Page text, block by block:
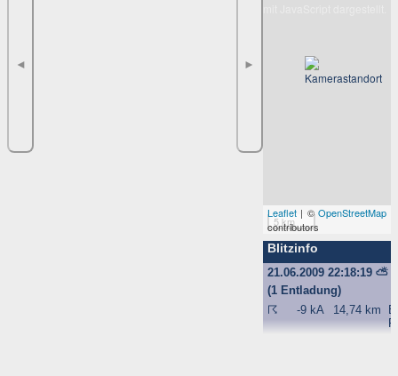
◄ ►
5 km
Leaflet | ©OpenStreetMap
contributors
Blitzinfo
21.06.2009 22:18:19⛅
(1 Entladung)
☈
-9 kA 14,74 km